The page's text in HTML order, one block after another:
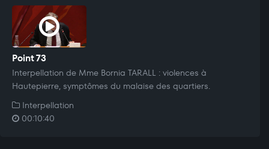
Point 73
Interpellation de Mme Bornia TARALL : violences à
Hautepierre, symptômes du malaise des quartiers.
Interpellation
00:10:40